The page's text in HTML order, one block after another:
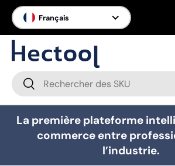
Aller au contenu
Langue
Français
Recherche
Rechercher
La première plateforme
commerce entre
l’industrie.